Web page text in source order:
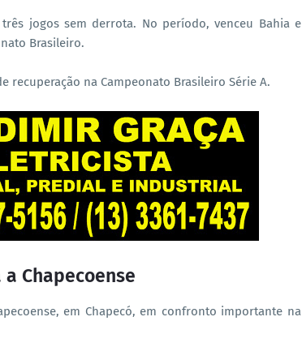
jogos sem derrota. No período, venceu Bahia e
Brasileiro.
recuperação na Campeonato Brasileiro Série A.
Chapecoense
em Chapecó, em confronto importante na